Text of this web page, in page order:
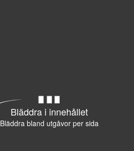
Bläddra i innehållet
Bläddra bland utgåvor per sida